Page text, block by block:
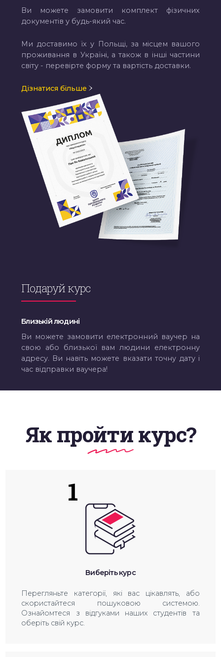
Ви можете замовити комплект фізичних
документів у будь-який час.
Ми доставимо їх у Польщі, за місцем вашого
проживання в Україні, а також в інші частини
світу - перевірте форму та вартість доставки.
Дізнатися більше
Подаруй курс
Близькій людині
Ви можете замовити електронний ваучер на
свою або близької вам людини електронну
адресу. Ви навіть можете вказати точну дату і
час відправки ваучера!
Як пройти курс?
1
Виберіть курс
Перегляньте категорії, які вас цікавлять, або
скористайтеся пошуковою системою.
Ознайомтеся з відгуками наших студентів та
оберіть свій курс.